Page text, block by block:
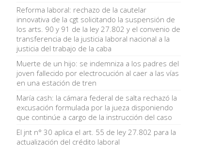
Reforma laboral: rechazo de la cautelar
innovativa de la cgt solicitando la suspensión de
los arts. 90 y 91 de la ley 27.802 y el convenio de
transferencia de la justicia laboral nacional a la
justicia del trabajo de la caba
Muerte de un hijo: se indemniza a los padres del
joven fallecido por electrocución al caer a las vías
en una estación de tren
María cash: la cámara federal de salta rechazó la
excusación formulada por la jueza disponiendo
que continúe a cargo de la instrucción del caso
El jnt n° 30 aplica el art. 55 de ley 27.802 para la
actualización del crédito laboral